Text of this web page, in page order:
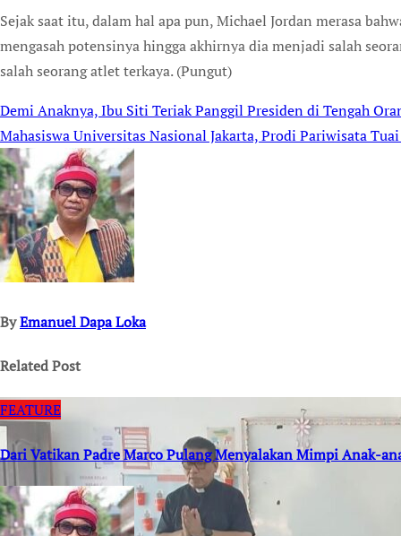
Sejak saat itu, dalam hal apa pun, Michael Jordan merasa
mengasah potensinya hingga akhirnya dia menjadi salah
salah seorang atlet terkaya. (Pungut)
Post
navigation
Demi Anaknya, Ibu Siti Teriak Panggil Presiden di Tengah
Mahasiswa Universitas Nasional Jakarta, Prodi Pariwisata
ByEmanuel Dapa Loka
Related Post
FEATURE
Dari Vatikan Padre Marco Pulang Menyalakan Mimpi Anak-